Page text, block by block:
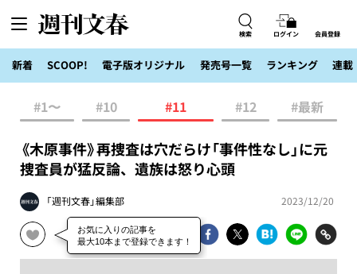
検索 ログイン 会員登録
新着 SCOOP! 電子版オリジナル 発売号一覧 ランキング 連載
#1〜 #10 #11 #12 #最新
《木原事件》再捜査は穴だらけ「事件性なし」に元
捜査員が猛反論、遺族は怒り心頭
「週刊文春」編集部 2023/12/20